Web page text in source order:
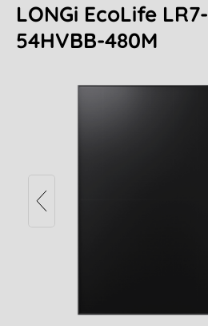
LONGi EcoLife LR7-
54HVBB-480M